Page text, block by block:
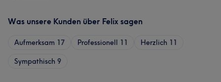
Was unsere Kunden über Felix sagen
Aufmerksam 17 Professionell 11 Herzlich 11
Sympathisch 9